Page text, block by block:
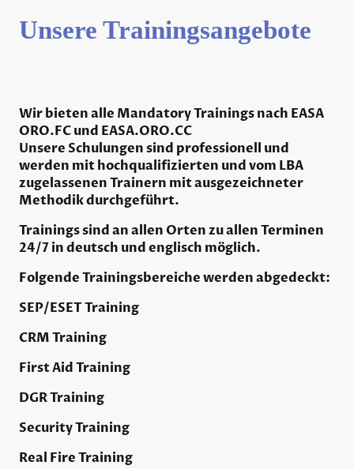
Unsere Trainingsangebote
Wir bieten alle Mandatory Trainings nach EASA
ORO.FC und EASA.ORO.CC
Unsere Schulungen sind professionell und
werden mit hochqualifizierten und vom LBA
zugelassenen Trainern mit ausgezeichneter
Methodik durchgeführt.
Trainings sind an allen Orten zu allen Terminen
24/7 in deutsch und englisch möglich.
Folgende Trainingsbereiche werden abgedeckt:
SEP/ESET Training
CRM Training
First Aid Training
DGR Training
Security Training
Real Fire Training